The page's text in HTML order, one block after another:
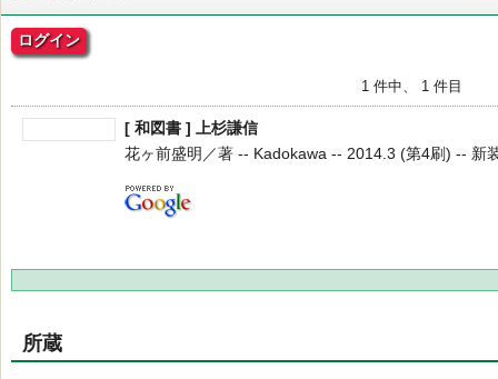
ログイン
1 件中、 1 件目
[ 和図書 ] 上杉謙信
花ヶ前盛明／著 -- Kadokawa -- 2014.3 (第4刷) -- 新
所蔵